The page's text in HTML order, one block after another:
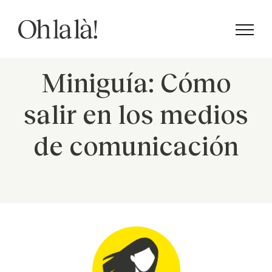
contenido
Miniguía: Cómo
salir en los medios
de comunicación